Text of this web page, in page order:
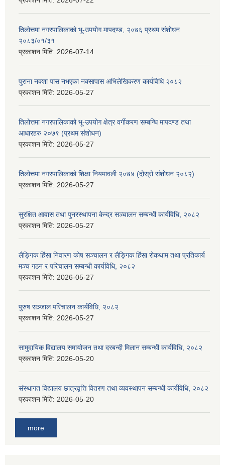
तिलोत्तमा नगरपालिकाको भू-उपयोग मापदण्ड, २०७६ प्रथम संशोधन
२०८३/०१/३१
प्रकाशन मिति: 2026-07-14
पुराना नक्शा पास नभएका नक्सापास अभिलेखिकरण कार्यविधि २०८२
प्रकाशन मिति: 2026-05-27
तिलोत्तमा नगरपालिकाको भू-उपयोग क्षेत्र वर्गीकरण सम्बन्धि मापदण्ड तथा
आधारहरु २०७९ (प्रथम संशोधन)
प्रकाशन मिति: 2026-05-27
तिलोत्तमा नगरपालिकाको शिक्षा नियमावली २०७४ (दोस्रो संशोधन २०८२)
प्रकाशन मिति: 2026-05-27
सुरक्षित आवास तथा पुनरस्थापना केन्द्र सञ्चालन सम्बन्धी कार्यविधि, २०८२
प्रकाशन मिति: 2026-05-27
लैङ्गिक हिंसा निवारण कोष सञ्चालन र लैङ्गिक हिंसा रोकथाम तथा प्रतिकार्य
मञ्च गठन र परिचालन सम्बन्धी कार्यविधि, २०८२
प्रकाशन मिति: 2026-05-27
पुरुष सञ्जाल परिचालन कार्यविधि, २०८२
प्रकाशन मिति: 2026-05-27
सामुदायिक विद्यालय समायोजन तथा दरबन्दी मिलान सम्बन्धी कार्यविधि, २०८२
प्रकाशन मिति: 2026-05-20
संस्थागत विद्यालय छात्रवृत्ति वितरण तथा व्यवस्थापन सम्बन्धी कार्यविधि, २०८२
प्रकाशन मिति: 2026-05-20
more